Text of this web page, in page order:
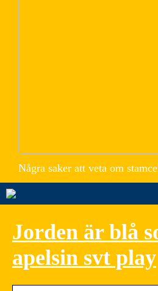
Några saker att veta om
Jorden är blå
apelsin svt play